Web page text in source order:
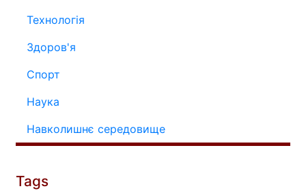
Технологія
Здоров'я
Спорт
Наука
Навколишнє середовище
Tags